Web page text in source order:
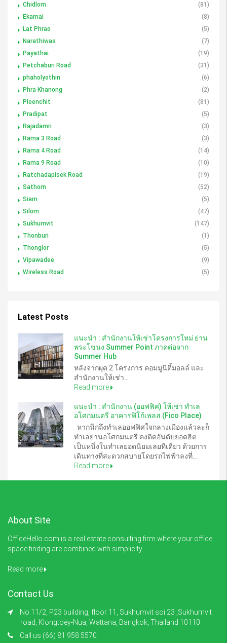
Chidlom
(81)
Ekamai
(8)
Lat Phrao
(5)
Narathiwas
(7)
Payathai
(19)
Petchaburi Road
(31)
phaholyothin
(6)
Phra Khanong
(2)
Ploenchit
(81)
Pradipat
(5)
Rajadamri
(3)
Rama 3 Road
(3)
Rama 4 Road
(14)
Rama 9 Road
(10)
Ratchadapisek Road
(19)
Sathorn
(52)
Siam
(5)
Silom
(47)
Sukhumvit
(147)
Thonburi
(1)
Thonglor
(5)
Vipawadee
(9)
Wireless Road
(5)
Latest Posts
แนะนำ : สำนักงานให้เช่าโครงการใหม่ ย่าน
พระโขนง Summer Point ภาคต่อจาก
Summer Hub
หลังจากผุด 2 โครงการ คอมมูนิตี้มอลล์ และ
สำนักงานให้เช่า...
Read more
แนะนำ : สำนักงาน (ออฟฟิศ) ให้เช่า ทำเล
อโศกมนตรี อาคารฟิโก้เพลส (Fico Place)
หากนึกถึงทำเลออฟฟิศใจกลางเมืองแล้วละก็
ทำเลย่านอโศกมนตรี คงติดอันดับยอดฮิต
เป็นหนึ่งในทำเลยอดนิยมเลยทีเดียว ด้วยการ
เดินทางที่สะดวกสบายโดยรถไฟฟ้าลงที่...
Read more
About Site
OfficeHello.com is a real estate consulting firm where your office
space finding are combined with simplicity.
Read more
Contact Us
No.11/2, P23 building, floor 11, Sukhumvit soi 23 ,Sukhumvit
road, Klongtoey-Nua, Wattana, Bangkok, Thailand 10110
Call us (66) 81 958 5570